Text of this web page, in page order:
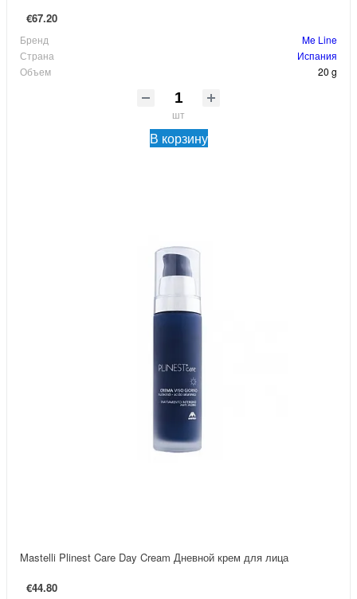
€67.20
Бренд
Me Line
Страна
Испания
Объем
20 g
шт
В корзину
Mastelli Plinest Care Day Cream Дневной крем для лица
€44.80